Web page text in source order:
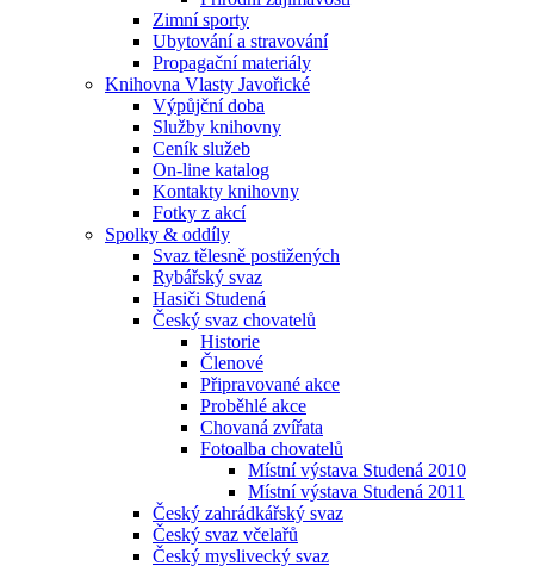
Zimní sporty
Ubytování a stravování
Propagační materiály
Knihovna Vlasty Javořické
Výpůjční doba
Služby knihovny
Ceník služeb
On-line katalog
Kontakty knihovny
Fotky z akcí
Spolky & oddíly
Svaz tělesně postižených
Rybářský svaz
Hasiči Studená
Český svaz chovatelů
Historie
Členové
Připravované akce
Proběhlé akce
Chovaná zvířata
Fotoalba chovatelů
Místní výstava Studená 2010
Místní výstava Studená 2011
Český zahrádkářský svaz
Český svaz včelařů
Český myslivecký svaz